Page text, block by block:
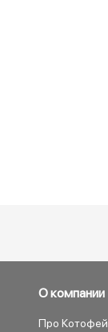
О компании
Про Котофей